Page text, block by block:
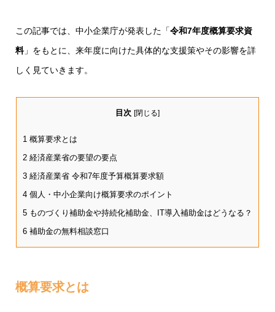
この記事では、中小企業庁が発表した「令和7年度概算要求資
料」をもとに、来年度に向けた具体的な支援策やその影響を詳
しく見ていきます。
目次 [閉じる]
1 概算要求とは
2 経済産業省の要望の要点
3 経済産業省 令和7年度予算概算要求額
4 個人・中小企業向け概算要求のポイント
5 ものづくり補助金や持続化補助金、IT導入補助金はどうなる？
6 補助金の無料相談窓口
概算要求とは